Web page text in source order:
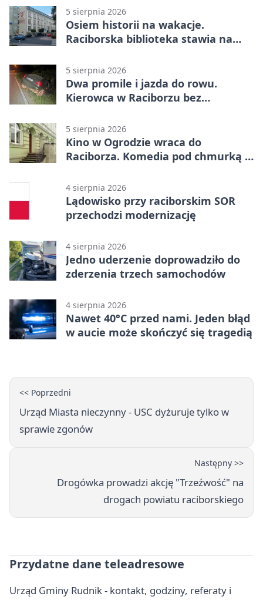
5 sierpnia 2026
Osiem historii na wakacje.
Raciborska biblioteka stawia na
5 sierpnia 2026
Dwa promile i jazda do rowu.
Kierowca w Raciborzu bez
5 sierpnia 2026
Kino w Ogrodzie wraca do
Raciborza. Komedia pod chmurką w
4 sierpnia 2026
Lądowisko przy raciborskim SOR
przechodzi modernizację
4 sierpnia 2026
Jedno uderzenie doprowadziło do
zderzenia trzech samochodów
4 sierpnia 2026
Nawet 40°C przed nami. Jeden błąd
w aucie może skończyć się tragedią
<< Poprzedni
Urząd Miasta nieczynny - USC dyżuruje tylko w
sprawie zgonów
Następny >>
Drogówka prowadzi akcję "Trzeźwość" na
drogach powiatu raciborskiego
Przydatne dane teleadresowe
Urząd Gminy Rudnik - kontakt, godziny, referaty i